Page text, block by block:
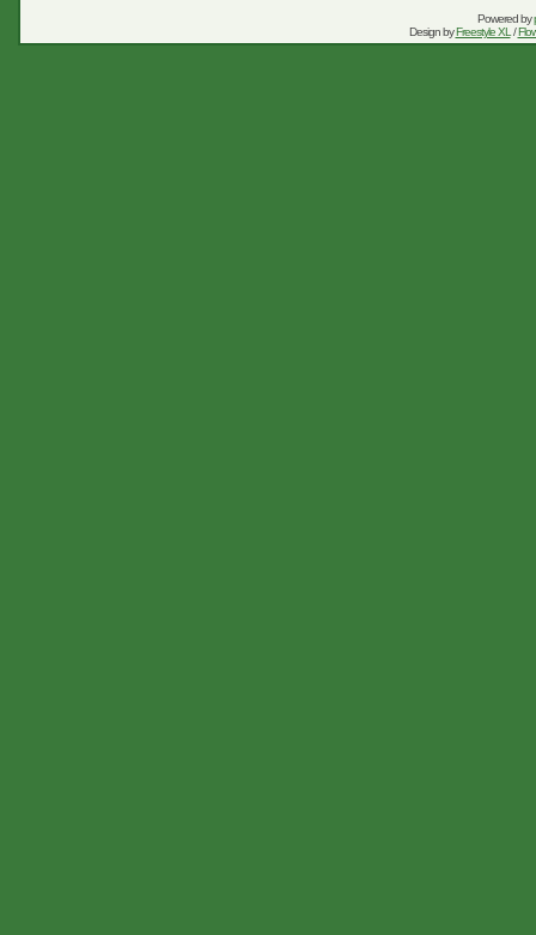
Powered by
Design byFreestyle XL /